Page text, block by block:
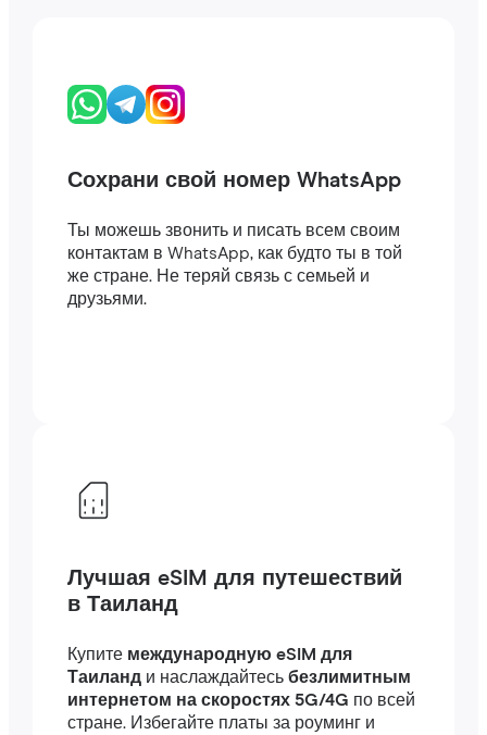
Сохрани свой номер WhatsApp
Ты можешь звонить и писать всем своим
контактам в WhatsApp, как будто ты в той
же стране. Не теряй связь с семьей и
друзьями.
Лучшая eSIM для путешествий
в Таиланд
Купите международную eSIM для
Таиланди наслаждайтесь безлимитным
интернетом на скоростях 5G/4G по всей
стране. Избегайте платы за роуминг и